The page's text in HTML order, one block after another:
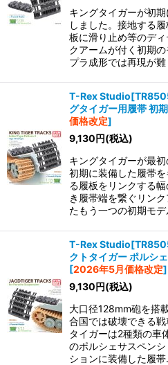
キングタイガーが初
しました。接地する
板に滑り止め等のデ
クアームが付く初期の
プラ成形では再現が
T-Rex
グタイガー用履帯 初
価格改定]
9,130円(税込)
キングタイガーが最
初期に装備した履帯
る履板をリンクする
き履帯端を繋ぐリン
たもう一つの初期モ
T-Rex
クトタイガー ポルシ
[2026年5月価格改定]
9,130円(税込)
大口径128mm砲を搭
合国では破壊できる
タイガーは2種類の車
のポルシェサスペン
ションに装備した履